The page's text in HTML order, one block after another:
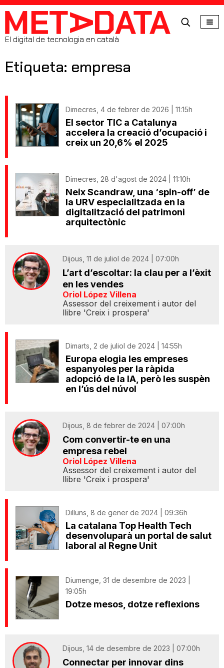
MetaData
El digital de tecnologia en català
Etiqueta: empresa
Dimecres, 4 de febrer de 2026 | 11:15h
El sector TIC a Catalunya
accelera la creació d’ocupació i
creix un 20,6% el 2025
Dimecres, 28 d'agost de 2024 | 11:10h
Neix Scandraw, una ‘spin-off’ de
la URV especialitzada en la
digitalització del patrimoni
arquitectònic
Dijous, 11 de juliol de 2024 | 07:00h
L’art d’escoltar: la clau per a l’èxit
en les vendes
Oriol López Villena
Assessor del creixement i autor del
llibre 'Creix i prospera'
Dimarts, 2 de juliol de 2024 | 14:55h
Europa elogia les empreses
espanyoles per la ràpida
adopció de la IA, però les suspèn
en l’ús del núvol
Dijous, 8 de febrer de 2024 | 07:00h
Com convertir-te en una
empresa rebel
Oriol López Villena
Assessor del creixement i autor del
llibre 'Creix i prospera'
Dilluns, 8 de gener de 2024 | 09:36h
La catalana Top Health Tech
desenvoluparà un portal de salut
laboral al Regne Unit
Diumenge, 31 de desembre de 2023 |
19:05h
Dotze mesos, dotze reflexions
Dijous, 14 de desembre de 2023 | 07:00h
Connectar per innovar dins